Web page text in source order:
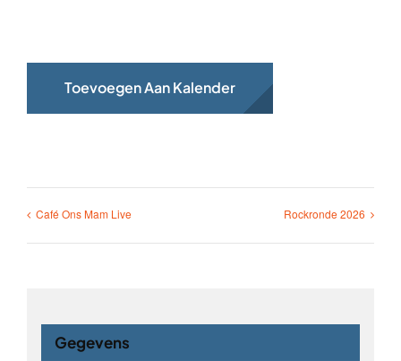
Toevoegen Aan Kalender
Café Ons Mam Live Rockronde 2026
Gegevens